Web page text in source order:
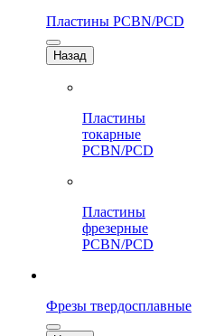
Пластины PCBN/PCD
Назад
Пластины
токарные
PCBN/PCD
Пластины
фрезерные
PCBN/PCD
Фрезы твердосплавные